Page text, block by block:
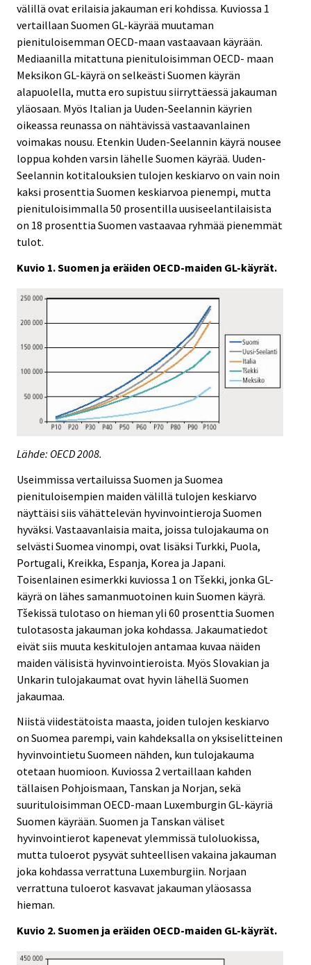
välillä ovat erilaisia jakauman eri kohdissa. Kuviossa 1
vertaillaan Suomen GL-käyrää muutaman
pienituloisemman OECD-maan vastaavaan käyrään.
Mediaanilla mitattuna pienituloisimman OECD- maan
Meksikon GL-käyrä on selkeästi Suomen käyrän
alapuolella, mutta ero supistuu siirryttäessä jakauman
yläosaan. Myös Italian ja Uuden-Seelannin käyrien
oikeassa reunassa on nähtävissä vastaavanlainen
voimakas nousu. Etenkin Uuden-Seelannin käyrä nousee
loppua kohden varsin lähelle Suomen käyrää. Uuden-
Seelannin kotitalouksien tulojen keskiarvo on vain noin
kaksi prosenttia Suomen keskiarvoa pienempi, mutta
pienituloisimmalla 50 prosentilla uusiseelantilaisista
on 18 prosenttia Suomen vastaavaa ryhmää pienemmät
tulot.
Kuvio 1. Suomen ja eräiden OECD-maiden GL-käyrät.
Lähde: OECD 2008.
Useimmissa vertailuissa Suomen ja Suomea
pienituloisempien maiden välillä tulojen keskiarvo
näyttäisi siis vähättelevän hyvinvointieroja Suomen
hyväksi. Vastaavanlaisia maita, joissa tulojakauma on
selvästi Suomea vinompi, ovat lisäksi Turkki, Puola,
Portugali, Kreikka, Espanja, Korea ja Japani.
Toisenlainen esimerkki kuviossa 1 on Tšekki, jonka GL-
käyrä on lähes samanmuotoinen kuin Suomen käyrä.
Tšekissä tulotaso on hieman yli 60 prosenttia Suomen
tulotasosta jakauman joka kohdassa. Jakaumatiedot
eivät siis muuta keskitulojen antamaa kuvaa näiden
maiden välisistä hyvinvointieroista. Myös Slovakian ja
Unkarin tulojakaumat ovat hyvin lähellä Suomen
jakaumaa.
Niistä viidestätoista maasta, joiden tulojen keskiarvo
on Suomea parempi, vain kahdeksalla on yksiselitteinen
hyvinvointietu Suomeen nähden, kun tulojakauma
otetaan huomioon. Kuviossa 2 vertaillaan kahden
tällaisen Pohjoismaan, Tanskan ja Norjan, sekä
suurituloisimman OECD-maan Luxemburgin GL-käyriä
Suomen käyrään. Suomen ja Tanskan väliset
hyvinvointierot kapenevat ylemmissä tuloluokissa,
mutta tuloerot pysyvät suhteellisen vakaina jakauman
joka kohdassa verrattuna Luxemburgiin. Norjaan
verrattuna tuloerot kasvavat jakauman yläosassa
hieman.
Kuvio 2. Suomen ja eräiden OECD-maiden GL-käyrät.